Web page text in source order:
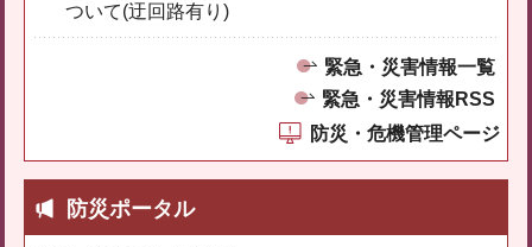
ついて(迂回路有り)
緊急・災害情報一覧
緊急・災害情報RSS
防災・危機管理ページ
防災ポータル